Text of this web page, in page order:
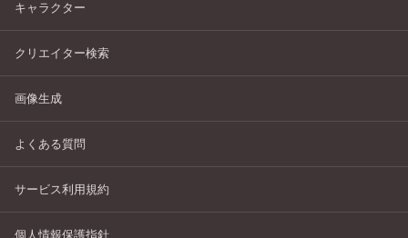
キャラクター
クリエイター検索
画像生成
よくある質問
サービス利用規約
個人情報保護指針